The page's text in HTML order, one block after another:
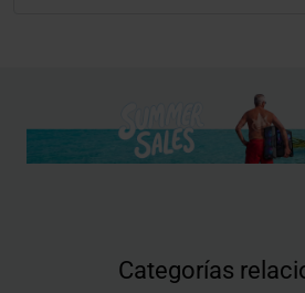
Categorías